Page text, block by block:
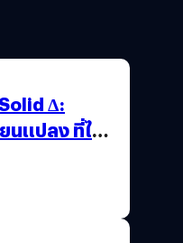
Δ:
นแปลง ที่ไม่